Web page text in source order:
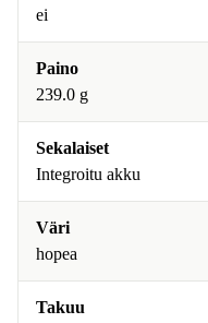
ei
Paino
239.0 g
Sekalaiset
Integroitu akku
Väri
hopea
Takuu